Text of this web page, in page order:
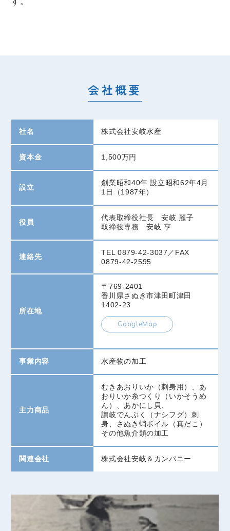
会社概要
社名 株式会社安岐水産
資本金 1,500万円
設立
創業昭和40年 設立昭和62年4月
1日（1987年）
役員
代表取締役社長 安岐 麗子
取締役専務 安岐 亨
連絡先
TEL 0879-42-3037／FAX
0879-42-2595
所在地
〒769-2401
香川県さぬき市津田町津田
1402-23
GoogleMap
事業内容 水産物の加工
主力商品
むきあおりいか（刺身用）、あ
おりいか糸つくり（いかそうめ
ん）、あかにし貝、
讃岐でんぶく（ナシフグ）刺
身、さぬき蛸ボイル（真だこ）
その他魚介類の加工
関連会社 株式会社安岐＆カンパニー